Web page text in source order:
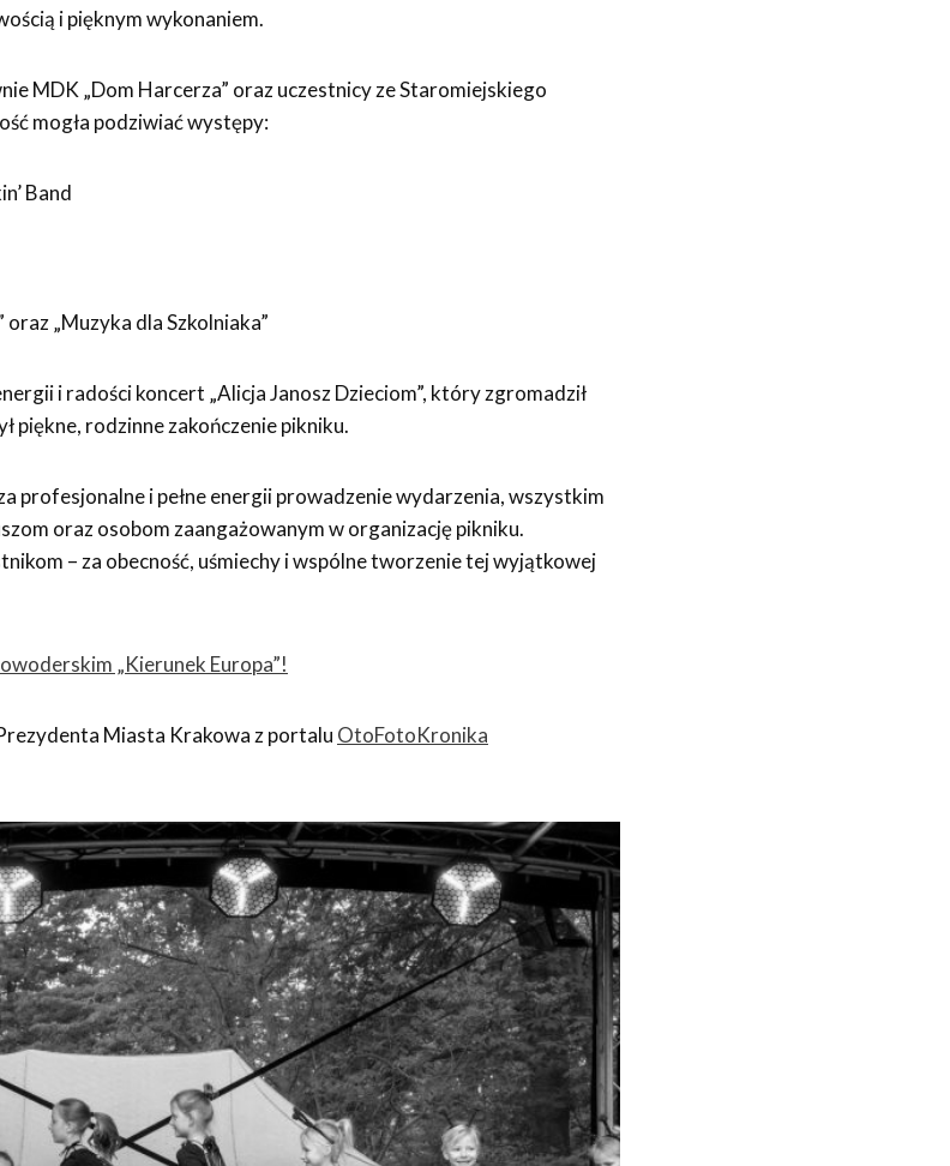
i pięknym wykonaniem.
MDK „Dom Harcerza” oraz uczestnicy ze Staromiejskiego
mogła podziwiać występy:
Band
„Muzyka dla Szkolniaka”
i radości koncert „Alicja Janosz Dzieciom”, który zgromadził
piękne, rodzinne zakończenie pikniku.
profesjonalne i pełne energii prowadzenie wydarzenia, wszystkim
oraz osobom zaangażowanym w organizację pikniku.
– za obecność, uśmiechy i wspólne tworzenie tej wyjątkowej
„Kierunek Europa”!
Miasta Krakowa z portalu OtoFotoKronika